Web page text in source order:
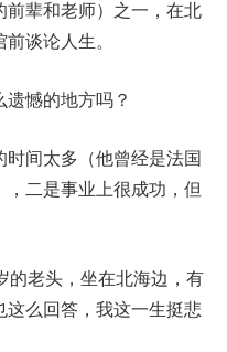
前辈和老师）之一，在北
谈论人生。
憾的地方吗？
间太多（他曾经是法国
二是事业上很成功，但
的老头，坐在北海边，有
么回答，我这一生挺悲